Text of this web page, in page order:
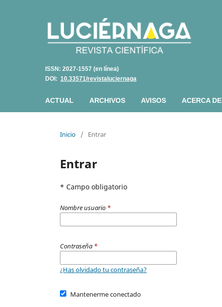
ISSN: 2027-1557 (en línea)
DOI: 10.33571/revistaluciernaga
ACTUAL ARCHIVOS AVISOS ACERCA DE
Inicio / Entrar
Entrar
* Campo obligatorio
Nombre usuario *
Contraseña *
¿Has olvidado tu contraseña?
Mantenerme conectado